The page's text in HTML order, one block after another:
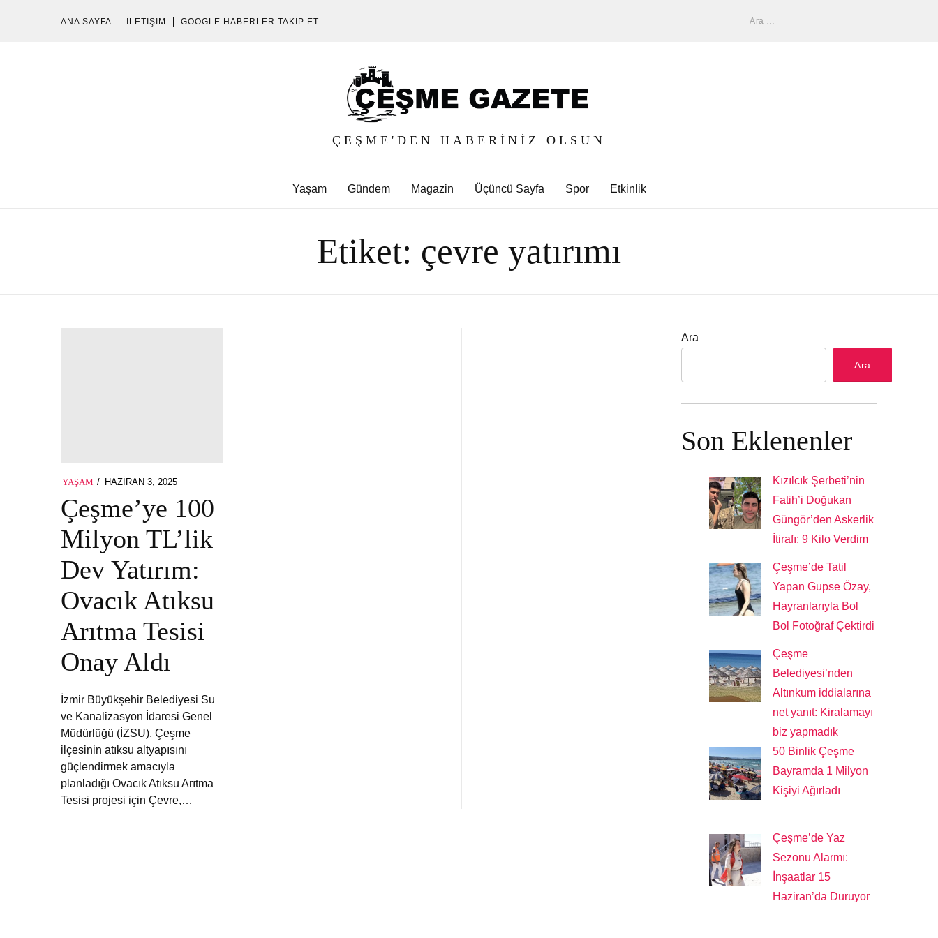
ANA SAYFA İLETIŞIM GOOGLE HABERLER TAKIP ET
ÇEŞME'DEN HABERINIZ OLSUN
Yaşam Gündem Magazin Üçüncü Sayfa Spor Etkinlik
Etiket: çevre yatırımı
YAŞAM
POSTED
HAZIRAN 3, 2025
3,
2025
Çeşme’ye 100
Milyon TL’lik
Dev Yatırım:
Ovacık Atıksu
Arıtma Tesisi
Onay Aldı
İzmir Büyükşehir Belediyesi Su
ve Kanalizasyon İdaresi Genel
Müdürlüğü (İZSU), Çeşme
ilçesinin atıksu altyapısını
güçlendirmek amacıyla
planladığı Ovacık Atıksu Arıtma
Tesisi projesi için Çevre,…
Ara
Ara
Son Eklenenler
Kızılcık Şerbeti’nin
Fatih’i Doğukan
Güngör’den Askerlik
İtirafı: 9 Kilo Verdim
Çeşme’de Tatil
Yapan Gupse Özay,
Hayranlarıyla Bol
Bol Fotoğraf Çektirdi
Çeşme
Belediyesi’nden
Altınkum iddialarına
net yanıt: Kiralamayı
biz yapmadık
50 Binlik Çeşme
Bayramda 1 Milyon
Kişiyi Ağırladı
Çeşme’de Yaz
Sezonu Alarmı:
İnşaatlar 15
Haziran’da Duruyor